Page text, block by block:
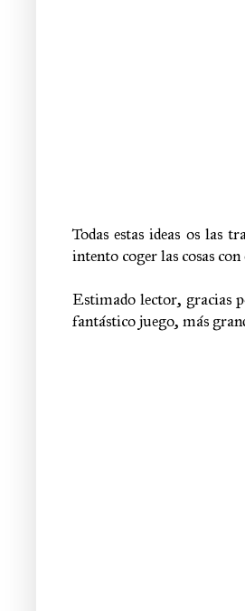
Todas estas ideas os las
intento coger las cosas
Estimado lector, gracias
fantástico juego, más